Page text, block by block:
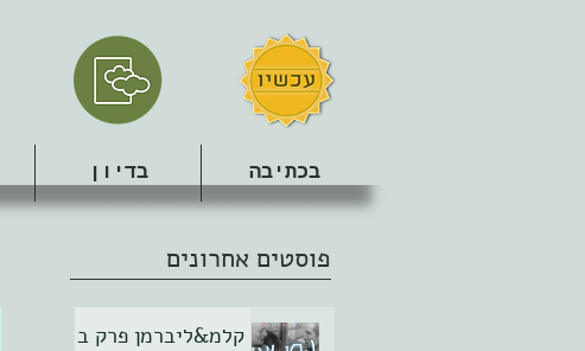
בכתיבה בדיון
פוסטים אחרונים
קלמ&ליברמן פרק ב